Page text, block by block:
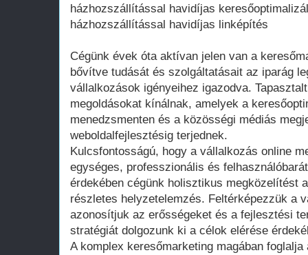
házhozszállítással havidíjas
házhozszállítással havidíjas linképítés
Cégünk évek óta aktívan jelen van a
bővítve tudását és szolgáltatásait az iparág
vállalkozások igényeihez igazodva.
megoldásokat kínálnak, amelyek a
menedzsmenten és a közösségi médiás
weboldalfejlesztésig terjednek.
Kulcsfontosságú, hogy a vállalkozás online
egységes, professzionális és
érdekében cégünk holisztikus megközelítést
részletes helyzetelemzés. Feltérképezzük a
azonosítjuk az erősségeket és a fejlesztési
stratégiát dolgozunk ki a célok elérése
A komplex keresőmarketing magában